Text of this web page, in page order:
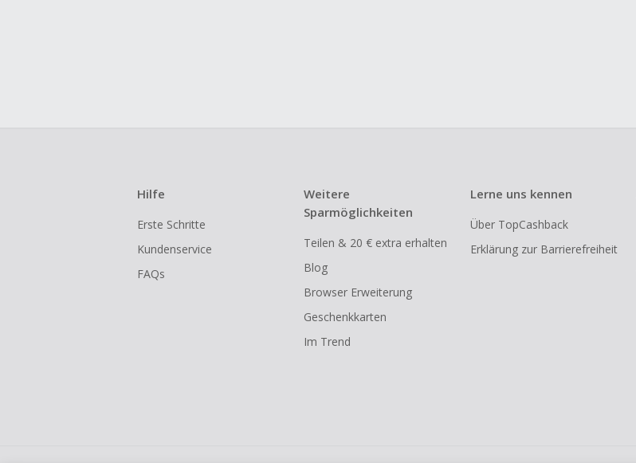
Hilfe
Erste Schritte
Kundenservice
FAQs
Weitere
Sparmöglichkeiten
Teilen & 20 € extra erhalten
Blog
Browser Erweiterung
Geschenkkarten
Im Trend
Lerne uns kennen
Über TopCashback
Erklärung zur Barrierefreiheit